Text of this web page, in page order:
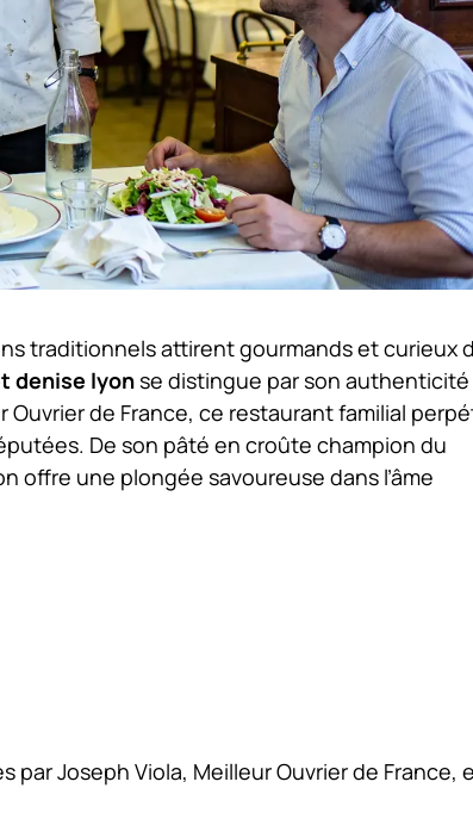
traditionnels attirent gourmands et curieux
denise lyonse distingue par son
de France, ce restaurant familial
De son pâté en croûte champion du
offre une plongée savoureuse dans l’âme
par Joseph Viola, Meilleur Ouvrier de France,